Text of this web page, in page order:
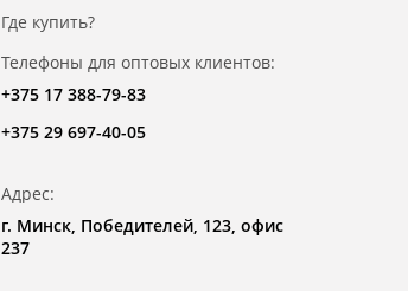
Где купить?
Телефоны для оптовых клиентов:
+375 17 388-79-83
+375 29 697-40-05
Адрес:
г. Минск, Победителей, 123, офис
237